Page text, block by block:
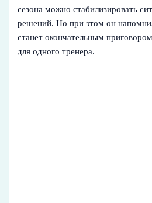
сезона можно стабилизировать
решений. Но при этом он
станет окончательным
для одного тренера.